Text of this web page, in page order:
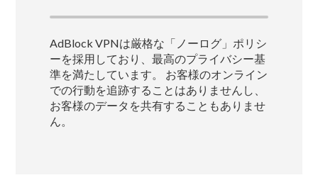
AdBlock VPNは厳格な「ノーログ」ポリシ
ーを採用しており、最高のプライバシー基
準を満たしています。
お客様のオンライン
での行動を追跡することはありませんし、
お客様のデータを共有することもありませ
ん。